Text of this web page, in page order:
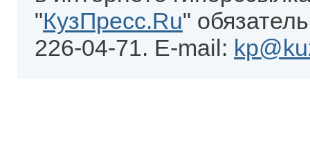
"КузПресс.Ru"
226-04-71. E-mail: